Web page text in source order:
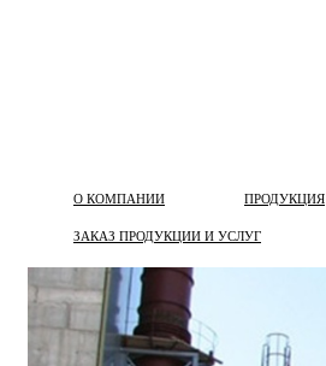
О КОМПАНИИ ПРОДУКЦИЯ
ЗАКАЗ ПРОДУКЦИИ И УСЛУГ